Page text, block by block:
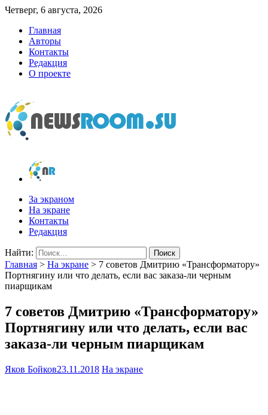
Четверг, 6 августа, 2026
Главная
Авторы
Контакты
Редакция
О проекте
newsroom.su
Новости о новостях
За экраном
На экране
Контакты
Редакция
Найти:
Главная > На экране > 7 советов Дмитрию «Трансформатору»
Портнягину или что делать, если вас заказа-ли черным
пиарщикам
7 советов Дмитрию «Трансформатору»
Портнягину или что делать, если вас
заказа-ли черным пиарщикам
Яков Бойков23.11.2018 На экране